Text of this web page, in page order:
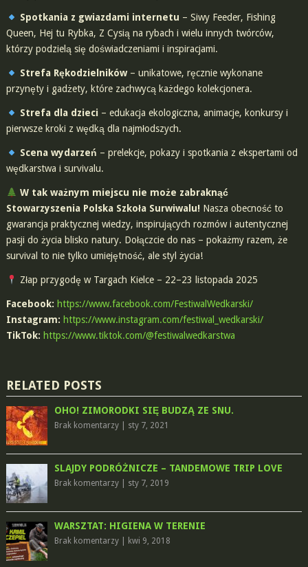
Spotkania z gwiazdami internetu – Siwy Feeder, Fishing
Queen, Hej tu Rybka, Z Cysią na rybach i wielu innych twórców,
którzy podzielą się doświadczeniami i inspiracjami.
Strefa Rękodzielników– unikatowe, ręcznie wykonane
przynęty i gadżety, które zachwycą każdego kolekcjonera.
Strefa dla dzieci– edukacja ekologiczna, animacje, konkursy i
pierwsze kroki z wędką dla najmłodszych.
Scena wydarzeń – prelekcje, pokazy i spotkania z ekspertami od
wędkarstwa i survivalu.
W tak ważnym miejscu nie może zabraknąć
Stowarzyszenia Polska Szkoła Surwiwalu!Nasza obecność to
gwarancja praktycznej wiedzy, inspirujących rozmów i autentycznej
pasji do życia blisko natury. Dołączcie do nas – pokażmy razem, że
survival to nie tylko umiejętność, ale styl życia!
Złap przygodę w Targach Kielce – 22–23 listopada 2025
Facebook: https://www.facebook.com/FestiwalWedkarski/
Instagram: https://www.instagram.com/festiwal_wedkarski/
TikTok: https://www.tiktok.com/@festiwalwedkarstwa
RELATED POSTS
OHO! ZIMORODKI SIĘ BUDZĄ ZE SNU.
Brak komentarzy| sty 7, 2021
SLAJDY PODRÓŻNICZE – TANDEMOWE TRIP LOVE
Brak komentarzy| sty 7, 2019
WARSZTAT: HIGIENA W TERENIE
Brak komentarzy| kwi 9, 2018